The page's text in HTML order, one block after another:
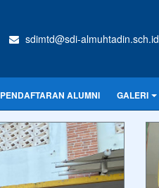
sdimtd@sdi-almuhtadin.sch.id
PENDAFTARAN ALUMNI GALERI